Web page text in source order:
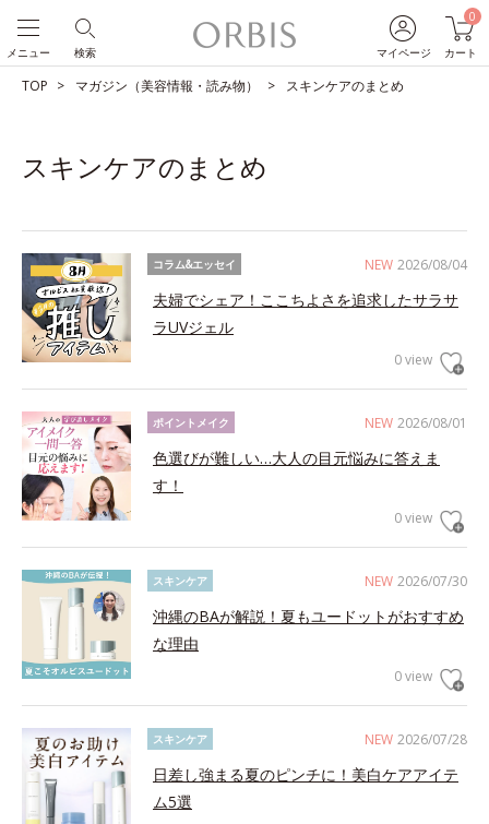
マイページ
0
カート
検索
メニュー
TOP マガジン（美容情報・読み物） スキンケアのまとめ
スキンケアのまとめ
NEW 2026/08/04
コラム&エッセイ
夫婦でシェア！ここちよさを追求したサラサ
ラUVジェル
0 view
NEW 2026/08/01
ポイントメイク
色選びが難しい…大人の目元悩みに答えま
す！
0 view
NEW 2026/07/30
スキンケア
沖縄のBAが解説！夏もユードットがおすすめ
な理由
0 view
NEW 2026/07/28
スキンケア
日差し強まる夏のピンチに！美白ケアアイテ
ム5選